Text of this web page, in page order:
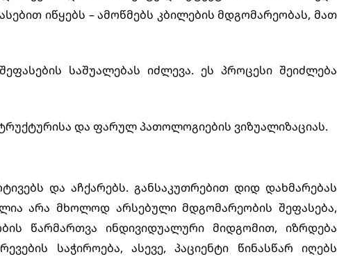
იწყებს – ამოწმებს კბილების მდგომარეობას, მათ
საშუალებას იძლევა. ეს პროცესი შეიძლება
და ფარულ პათოლოგიების ვიზუალიზაციას.
და აჩქარებს. განსაკუთრებით დიდ დახმარებას
არა მხოლოდ არსებული მდგომარეობის შეფასება,
წარმართვა ინდივიდუალური მიდგომით, იზრდება
საჭიროება, ასევე, პაციენტი წინასწარ იღებს